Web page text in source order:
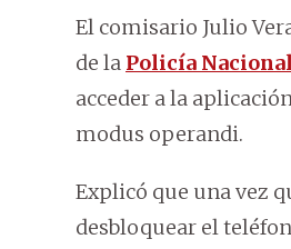
El comisario Julio
de la Policía Nacional
acceder a la
modus operandi.
Explicó que una vez
desbloquear el